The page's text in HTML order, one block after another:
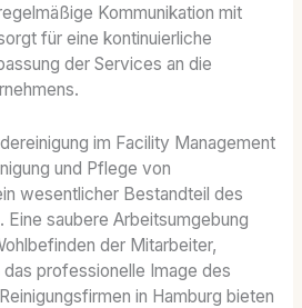
Kommunikation mit
für eine kontinuierliche
der Services an die
im Facility Management
und Pflege von
wesentlicher Bestandteil des
Eine saubere Arbeitsumgebung
der Mitarbeiter,
professionelle Image des
in Hamburg bieten